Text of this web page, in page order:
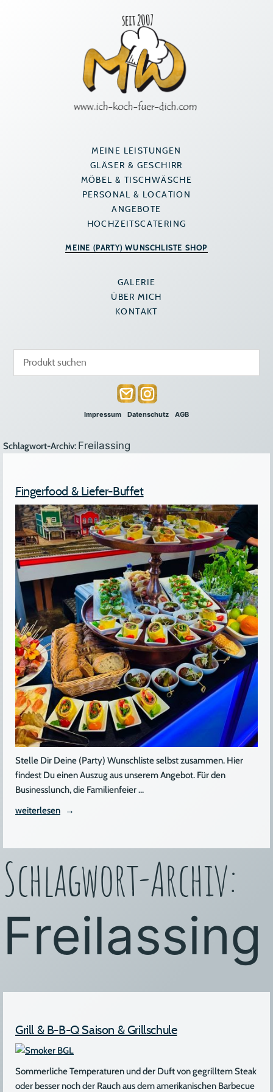
MEINE LEISTUNGEN
GLÄSER & GESCHIRR
MÖBEL & TISCHWÄSCHE
PERSONAL & LOCATION
ANGEBOTE
HOCHZEITSCATERING
MEINE (PARTY) WUNSCHLISTE SHOP
GALERIE
ÜBER MICH
KONTAKT
Impressum Datenschutz AGB
Schlagwort-Archiv: Freilassing
Fingerfood & Liefer-Buffet
Stelle Dir Deine (Party) Wunschliste selbst zusammen. Hier
findest Du einen Auszug aus unserem Angebot. Für den
Businesslunch, die Familienfeier …
„Fingerfood
weiterlesen
Schlagwort-Archiv:
Freilassing
Grill & B-B-Q Saison & Grillschule
Sommerliche Temperaturen und der Duft von gegrilltem Steak
oder besser noch der Rauch aus dem amerikanischen Barbecue